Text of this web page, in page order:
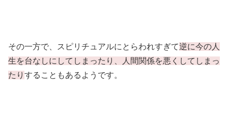
その一方で、スピリチュアルにとらわれすぎて逆に今の人
生を台なしにしてしまったり、人間関係を悪くしてしまっ
たり することもあるようです。